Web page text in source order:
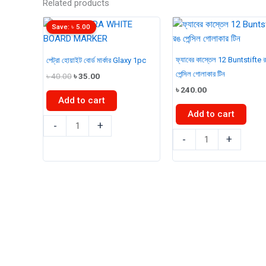
Related products
পেট্রা হোয়াইট বোর্ড মার্কার Glaxy 1pc
৳40.00Original
was:
৳ 40.00.
৳35.00Current
is:
৳ 35.00.
Save:৳5.00
Add to cart
-
হোয়াইট
মার্কার
+
ফ্যাবের কাস্তেল 12 Buntstifte
পেন্সিল গোলাকার টিন
৳240.00
Add to cart
-
কাস্তেল
12
+